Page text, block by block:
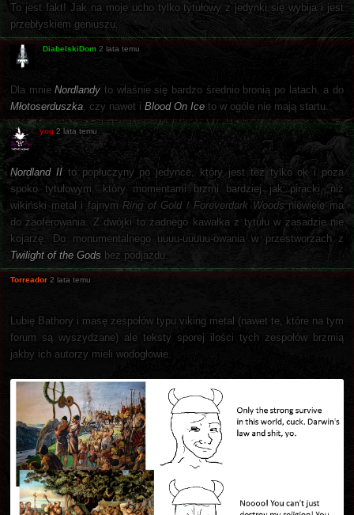
To jest fakt! Jak na moje ucho tylko tytułowy z jedynki się wybija i jest
przebłyskiem geniuszu.
DiabelskiDom 2 lata temu
Dla mnieNordlandy to właśnie się bardzo średnio bronią po latach, a do
Młotoserduszka , czy nawet i Blood On Ice to w ogóle nie mają startu.
yog 2 lata temu
Nordland IIto popłuczyny po jedynce, który jest też tylko ok i poza
spoko tytułowym, który momentami brzmi bardziej jak piracki, niż
wikiński metal i fajnym Ring of Gold/ Foreverdark Woods niewiele ma
do zaoferowania. Z dwójki to żadnego kawałka z tytułu w zasadzie nie
kojarzę. Do monumentalnego uuuu-uuuuu-owania w przestworzach z
Twilight of the Gods bez podjazdu.
Torreador 2 lata temu
Lubię Bathory i masę zespołów typu viking metal (nawet te, które na tym
forum są wyszydzane) ale teksty sporej ilości tych zespołów brzmią
jakby ich autorzy mieli wodogłowie.